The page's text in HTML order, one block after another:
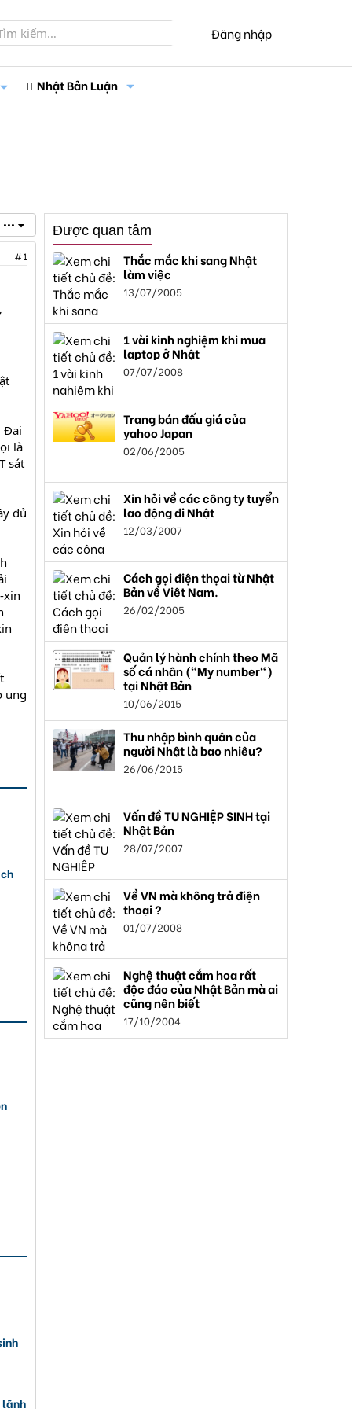
Đăng nhập
Nhật Bản Luận
•••
#1
Đại
là
sát
đủ
xin
ung
lãnh
Được quan tâm
Thắc mắc khi sang Nhật
làm việc
13/07/2005
1 vài kinh nghiệm khi mua
laptop ở Nhật
07/07/2008
Trang bán đấu giá của
yahoo Japan
02/06/2005
Xin hỏi về các công ty tuyển
lao động đi Nhật
12/03/2007
Cách gọi điện thọai từ Nhật
Bản về Việt Nam.
26/02/2005
Quản lý hành chính theo Mã
số cá nhân ("My number")
tại Nhật Bản
10/06/2015
Thu nhập bình quân của
người Nhật là bao nhiêu?
26/06/2015
Vấn đề TU NGHIỆP SINH tại
Nhật Bản
28/07/2007
Về VN mà không trả điện
thoại ?
01/07/2008
Nghệ thuật cắm hoa rất
độc đáo của Nhật Bản mà ai
cũng nên biết
17/10/2004